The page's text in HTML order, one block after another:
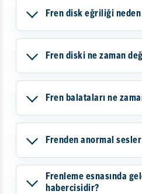
Fren disk eğriliği
Fren diski ne zaman
Fren balataları ne
Frenden anormal
Frenleme esnasında
habercisidir?